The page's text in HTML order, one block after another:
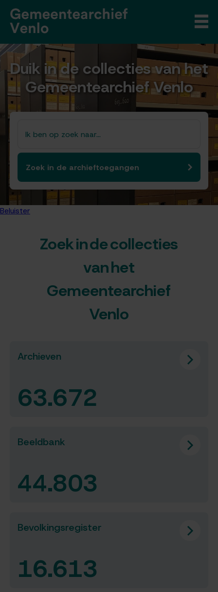
Beluister
Duik in de collecties van het
Gemeentearchief Venlo
Zoek in de collecties
van het
Gemeentearchief
Venlo
Archieven
63.672
Beeldbank
44.803
Bevolkingsregister
16.613